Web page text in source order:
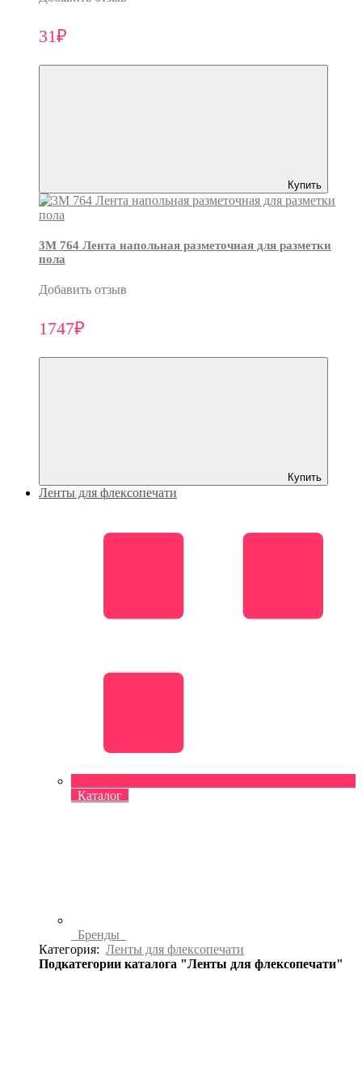
31₽
Купить
3M 764 Лента напольная разметочная для разметки
пола
Добавить отзыв
1747₽
Купить
Ленты для флексопечати
Каталог
Бренды
Категория: Ленты для флексопечати
Подкатегории каталога "Ленты для флексопечати"